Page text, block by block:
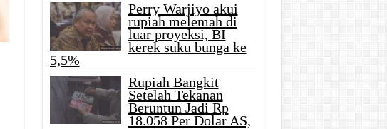
Perry Warjiyo akui
rupiah melemah di
luar proyeksi, BI
kerek suku bunga ke
5,5%
Rupiah Bangkit
Setelah Tekanan
Beruntun Jadi Rp
18.058 Per Dolar AS,